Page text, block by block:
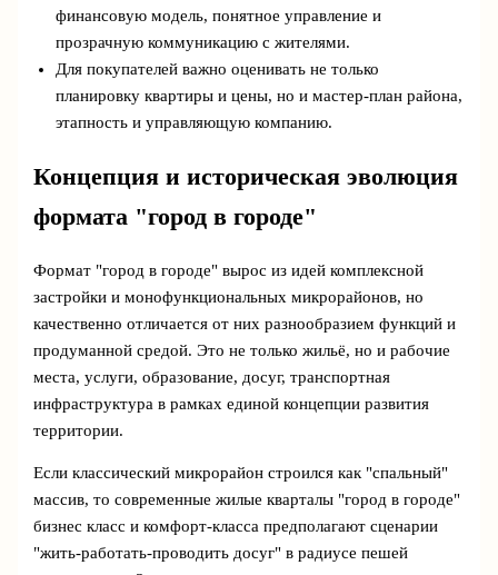
финансовую модель, понятное управление и
прозрачную коммуникацию с жителями.
Для покупателей важно оценивать не только
планировку квартиры и цены, но и мастер‑план района,
этапность и управляющую компанию.
Концепция и историческая эволюция
формата "город в городе"
Формат "город в городе" вырос из идей комплексной
застройки и монофункциональных микрорайонов, но
качественно отличается от них разнообразием функций и
продуманной средой. Это не только жильё, но и рабочие
места, услуги, образование, досуг, транспортная
инфраструктура в рамках единой концепции развития
территории.
Если классический микрорайон строился как "спальный"
массив, то современные жилые кварталы "город в городе"
бизнес класс и комфорт‑класса предполагают сценарии
"жить-работать-проводить досуг" в радиусе пешей